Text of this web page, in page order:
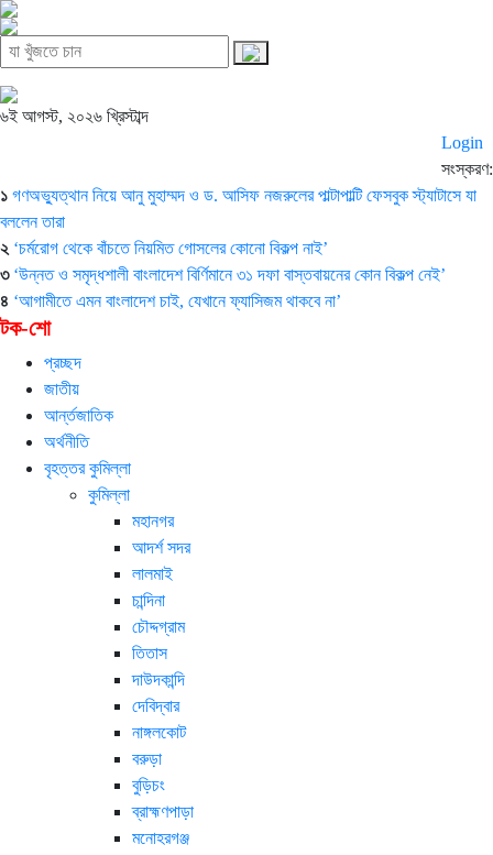
৬ই আগস্ট, ২০২৬ খ্রিস্টাব্দ
Login
সংস্করণ:
১ গণঅভ্যুত্থান নিয়ে আনু মুহাম্মদ ও ড. আসিফ নজরুলের পাল্টাপাল্টি ফেসবুক স্ট্যাটাসে যা
বললেন তারা
২ ‘চর্মরোগ থেকে বাঁচতে নিয়মিত গোসলের কোনো বিকল্প নাই’
৩ ‘উন্নত ও সমৃদ্ধশালী বাংলাদেশ বির্ণিমানে ৩১ দফা বাস্তবায়নের কোন বিকল্প নেই’
৪ ‘আগামীতে এমন বাংলাদেশ চাই, যেখানে ফ্যাসিজম থাকবে না’
টক-শো
প্রচ্ছদ
জাতীয়
আর্ন্তজাতিক
অর্থনীতি
বৃহত্তর কুমিল্লা
কুমিল্লা
মহানগর
আদর্শ সদর
লালমাই
চান্দিনা
চৌদ্দগ্রাম
তিতাস
দাউদকান্দি
দেবিদ্বার
নাঙ্গলকোট
বরুড়া
বুড়িচং
ব্রাহ্মণপাড়া
মনোহরগঞ্জ